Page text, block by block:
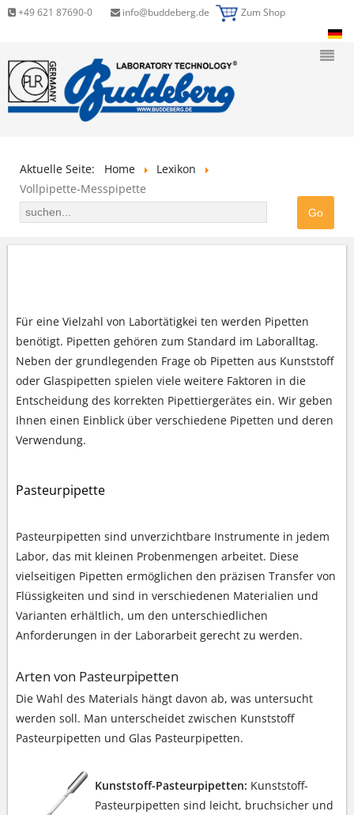
+49 621 87690-0 info@buddeberg.de Zum Shop
Aktuelle Seite: Home
Lexikon
Vollpipette-Messpipette
Für eine Vielzahl von Labortätigkei ten werden Pipetten
benötigt. Pipetten gehören zum Standard im Laboralltag.
Neben der grundlegenden Frage ob Pipetten aus Kunststoff
oder Glaspipetten spielen viele weitere Faktoren in die
Entscheidung des korrekten Pipettiergerätes ein. Wir geben
Ihnen einen Einblick über verschiedene Pipetten und deren
Verwendung.
Pasteurpipette
Pasteurpipetten sind unverzichtbare Instrumente in jedem
Labor, das mit kleinen Probenmengen arbeitet. Diese
vielseitigen Pipetten ermöglichen den präzisen Transfer von
Flüssigkeiten und sind in verschiedenen Materialien und
Varianten erhältlich, um den unterschiedlichen
Anforderungen in der Laborarbeit gerecht zu werden.
Arten von Pasteurpipetten
Die Wahl des Materials hängt davon ab, was untersucht
werden soll. Man unterscheidet zwischen Kunststoff
Pasteurpipetten und Glas Pasteurpipetten.
Kunststoff-Pasteurpipetten: Kunststoff-
Pasteurpipetten sind leicht, bruchsicher und